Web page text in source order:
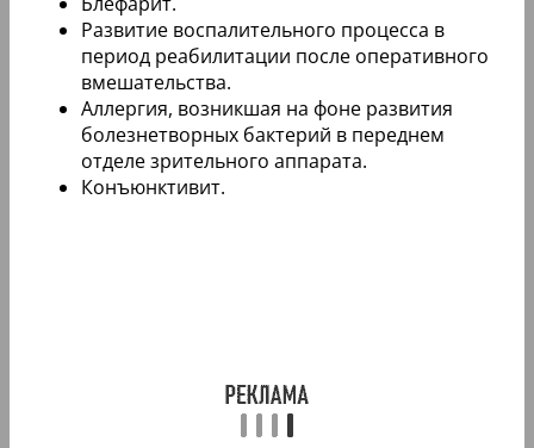
Развитие воспалительного процесса в
период реабилитации после оперативного
вмешательства.
Аллергия, возникшая на фоне развития
болезнетворных бактерий в переднем
отделе зрительного аппарата.
Конъюнктивит.